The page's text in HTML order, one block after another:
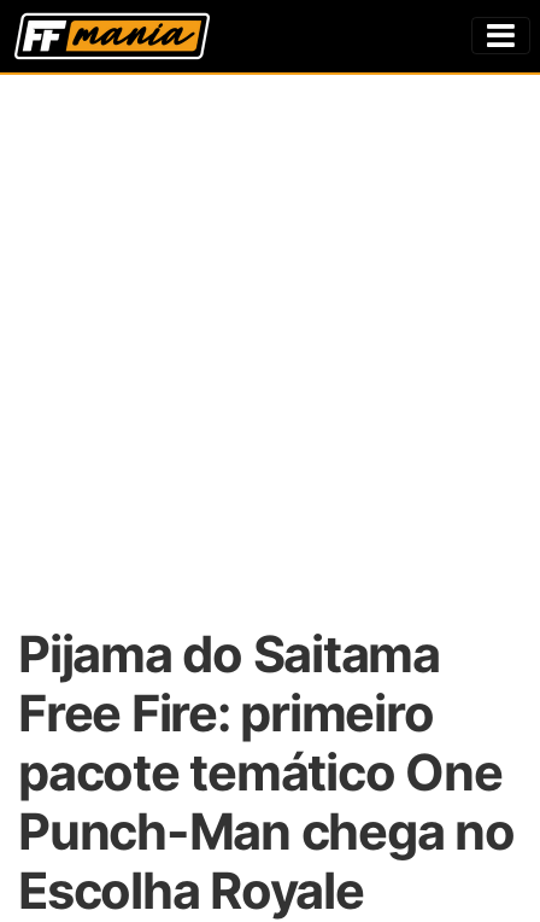
Pijama do Saitama
Free Fire: primeiro
pacote temático One
Punch-Man chega no
Escolha Royale